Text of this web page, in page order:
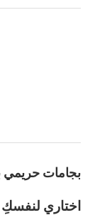
بجامات حريمي
اختاري لنفسكِ